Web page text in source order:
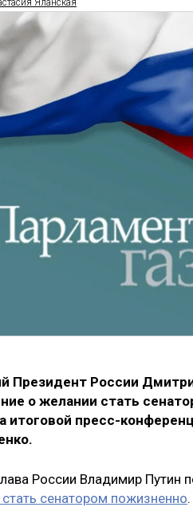
Президент России
о желании стать
итоговой пресс-
России Владимир
сенатором пожизненно.